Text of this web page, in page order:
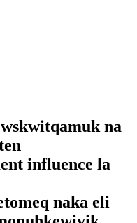
na
influence la
naka eli